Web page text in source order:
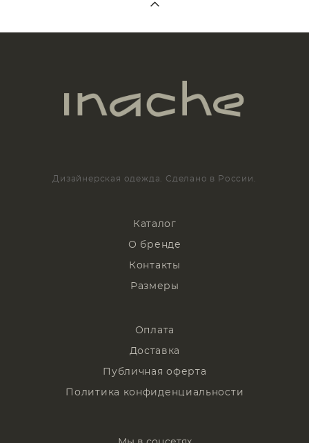
Дизайнерская одежда. Сделано в России.
Каталог
О бренде
Контакты
Размеры
Оплата
Доставка
Публичная оферта
Политика конфиденциальности